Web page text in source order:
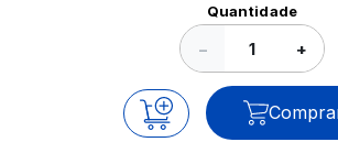
Quantidade
− +